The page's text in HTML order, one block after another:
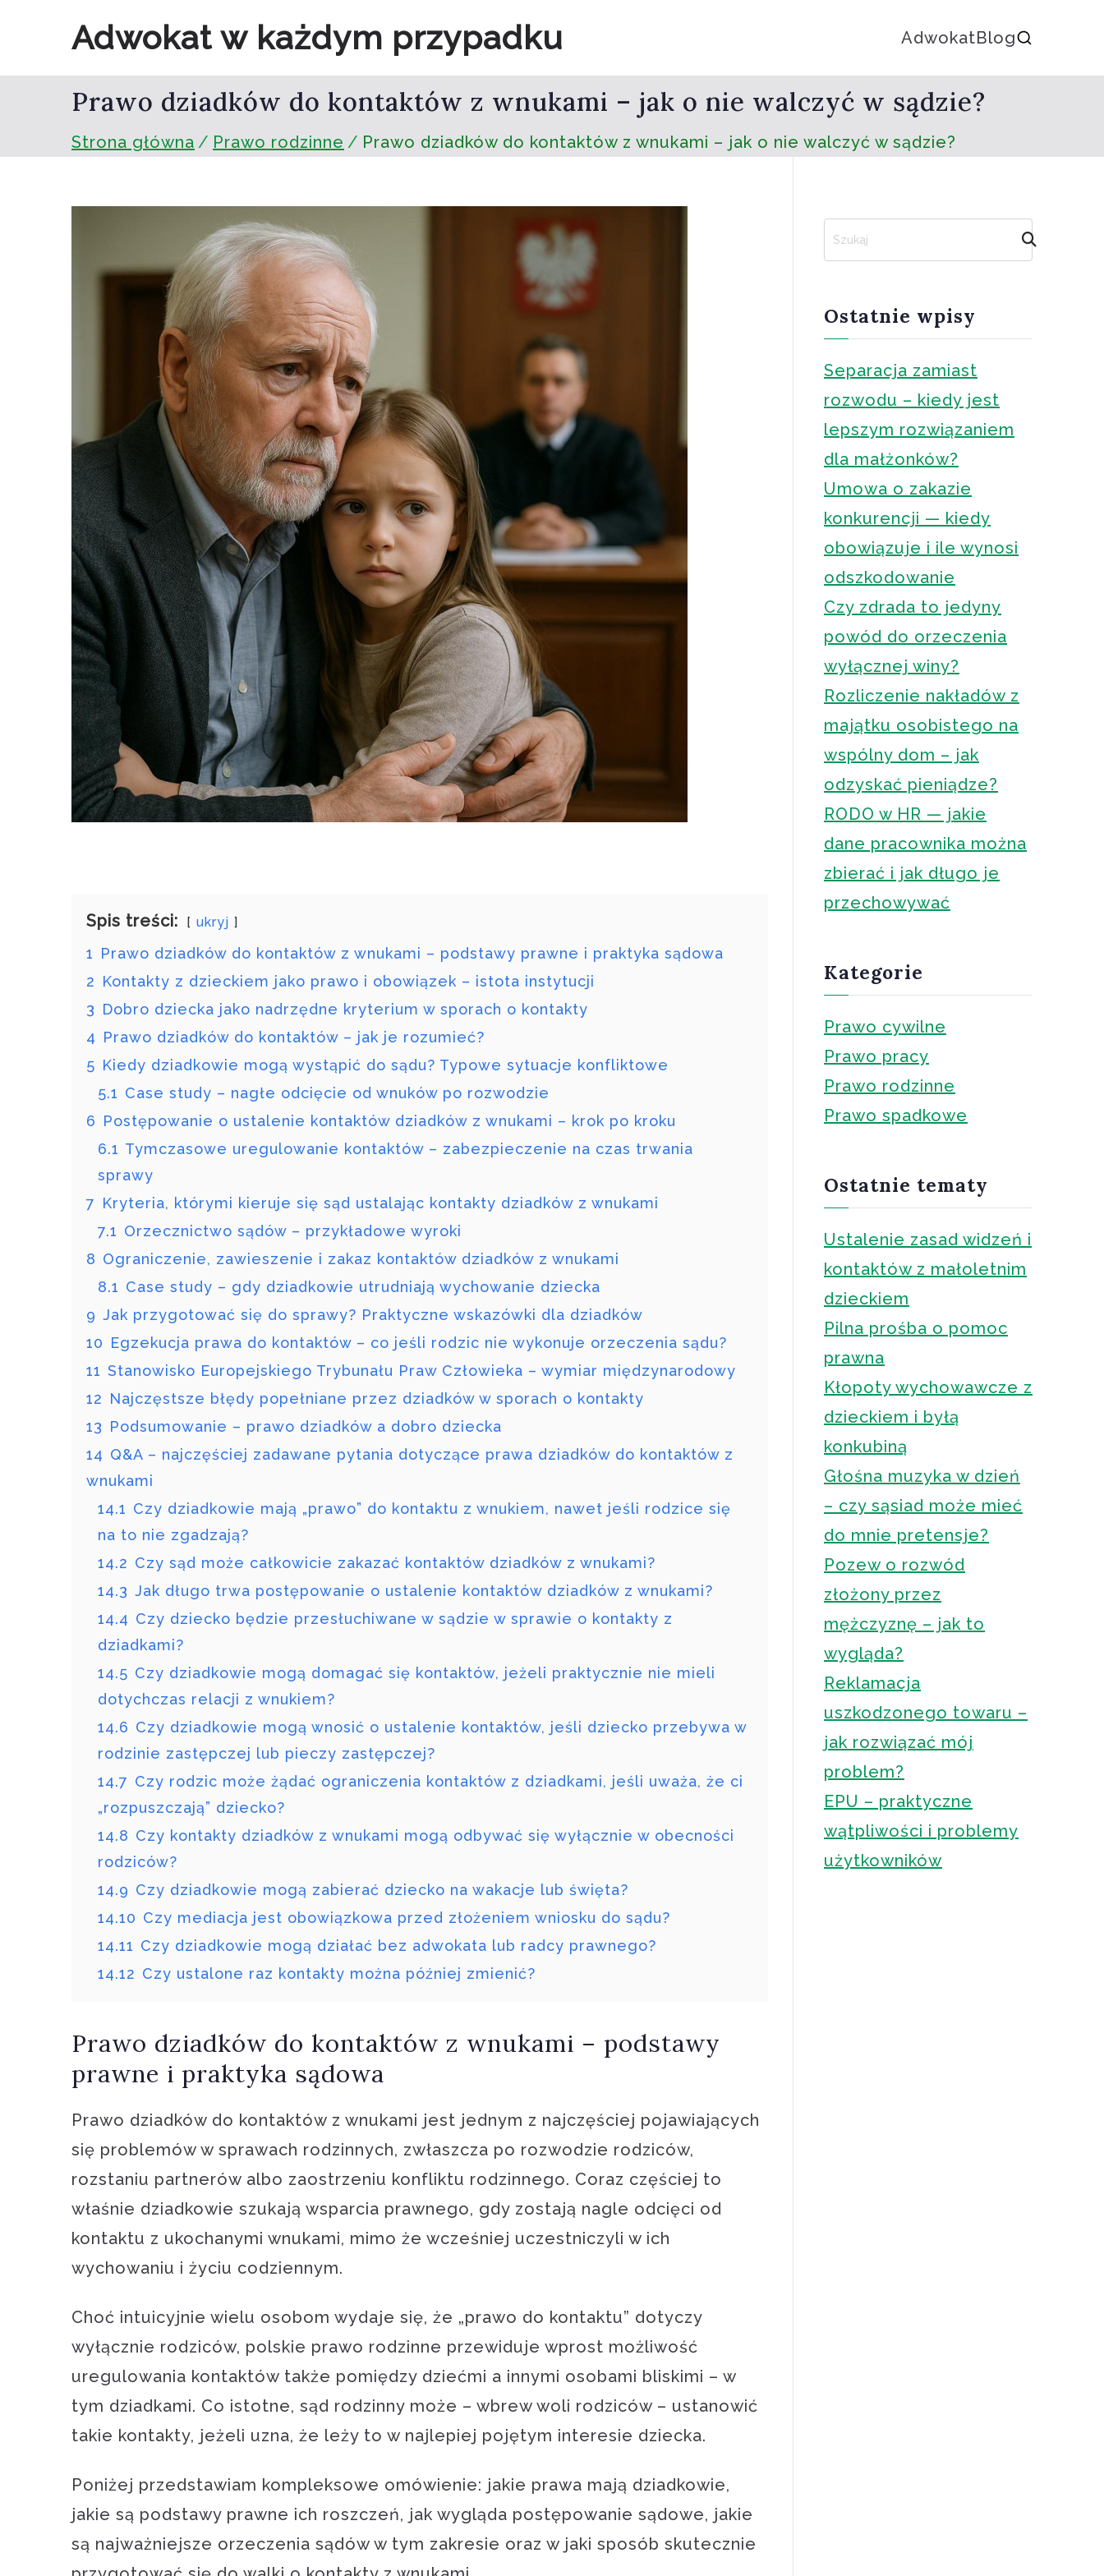
treści
Adwokat w każdym przypadku AdwokatBlog
Prawo dziadków do kontaktów z wnukami – jak o nie walczyć w sądzie?
Strona główna Prawo rodzinne Prawo dziadków do kontaktów z wnukami – jak o nie walczyć w sądzie?
Spis treści: ukryj
1 Prawo dziadków do kontaktów z wnukami – podstawy prawne i praktyka sądowa
2 Kontakty z dzieckiem jako prawo i obowiązek – istota instytucji
3 Dobro dziecka jako nadrzędne kryterium w sporach o kontakty
4 Prawo dziadków do kontaktów – jak je rozumieć?
5 Kiedy dziadkowie mogą wystąpić do sądu? Typowe sytuacje konfliktowe
5.1 Case study – nagłe odcięcie od wnuków po rozwodzie
6 Postępowanie o ustalenie kontaktów dziadków z wnukami – krok po kroku
6.1 Tymczasowe uregulowanie kontaktów – zabezpieczenie na czas trwania
sprawy
7 Kryteria, którymi kieruje się sąd ustalając kontakty dziadków z wnukami
7.1 Orzecznictwo sądów – przykładowe wyroki
8 Ograniczenie, zawieszenie i zakaz kontaktów dziadków z wnukami
8.1 Case study – gdy dziadkowie utrudniają wychowanie dziecka
9 Jak przygotować się do sprawy? Praktyczne wskazówki dla dziadków
10 Egzekucja prawa do kontaktów – co jeśli rodzic nie wykonuje orzeczenia sądu?
11 Stanowisko Europejskiego Trybunału Praw Człowieka – wymiar międzynarodowy
12 Najczęstsze błędy popełniane przez dziadków w sporach o kontakty
13 Podsumowanie – prawo dziadków a dobro dziecka
14 Q&A – najczęściej zadawane pytania dotyczące prawa dziadków do kontaktów z
wnukami
14.1 Czy dziadkowie mają „prawo” do kontaktu z wnukiem, nawet jeśli rodzice się
na to nie zgadzają?
14.2 Czy sąd może całkowicie zakazać kontaktów dziadków z wnukami?
14.3 Jak długo trwa postępowanie o ustalenie kontaktów dziadków z wnukami?
14.4 Czy dziecko będzie przesłuchiwane w sądzie w sprawie o kontakty z
dziadkami?
14.5 Czy dziadkowie mogą domagać się kontaktów, jeżeli praktycznie nie mieli
dotychczas relacji z wnukiem?
14.6 Czy dziadkowie mogą wnosić o ustalenie kontaktów, jeśli dziecko przebywa w
rodzinie zastępczej lub pieczy zastępczej?
14.7 Czy rodzic może żądać ograniczenia kontaktów z dziadkami, jeśli uważa, że ci
„rozpuszczają” dziecko?
14.8 Czy kontakty dziadków z wnukami mogą odbywać się wyłącznie w obecności
rodziców?
14.9 Czy dziadkowie mogą zabierać dziecko na wakacje lub święta?
14.10 Czy mediacja jest obowiązkowa przed złożeniem wniosku do sądu?
14.11 Czy dziadkowie mogą działać bez adwokata lub radcy prawnego?
14.12 Czy ustalone raz kontakty można później zmienić?
Prawo dziadków do kontaktów z wnukami – podstawy
prawne i praktyka sądowa
Prawo dziadków do kontaktów z wnukami jest jednym z najczęściej pojawiających
się problemów w sprawach rodzinnych, zwłaszcza po rozwodzie rodziców,
rozstaniu partnerów albo zaostrzeniu konfliktu rodzinnego. Coraz częściej to
właśnie dziadkowie szukają wsparcia prawnego, gdy zostają nagle odcięci od
kontaktu z ukochanymi wnukami, mimo że wcześniej uczestniczyli w ich
wychowaniu i życiu codziennym.
Choć intuicyjnie wielu osobom wydaje się, że „prawo do kontaktu” dotyczy
wyłącznie rodziców, polskie prawo rodzinne przewiduje wprost możliwość
uregulowania kontaktów także pomiędzy dziećmi a innymi osobami bliskimi – w
tym dziadkami. Co istotne, sąd rodzinny może – wbrew woli rodziców – ustanowić
takie kontakty, jeżeli uzna, że leży to w najlepiej pojętym interesie dziecka.
Poniżej przedstawiam kompleksowe omówienie: jakie prawa mają dziadkowie,
jakie są podstawy prawne ich roszczeń, jak wygląda postępowanie sądowe, jakie
są najważniejsze orzeczenia sądów w tym zakresie oraz w jaki sposób skutecznie
a
Ostatnie wpisy
Separacja zamiast
rozwodu – kiedy jest
lepszym rozwiązaniem
dla małżonków?
Umowa o zakazie
konkurencji — kiedy
obowiązuje i ile wynosi
odszkodowanie
Czy zdrada to jedyny
powód do orzeczenia
wyłącznej winy?
Rozliczenie nakładów z
majątku osobistego na
wspólny dom – jak
odzyskać pieniądze?
RODO w HR — jakie
dane pracownika można
zbierać i jak długo je
przechowywać
Kategorie
Prawo cywilne
Prawo pracy
Prawo rodzinne
Prawo spadkowe
Ostatnie tematy
Ustalenie zasad widzeń i
kontaktów z małoletnim
dzieckiem
Pilna prośba o pomoc
prawna
Kłopoty wychowawcze z
dzieckiem i byłą
konkubiną
Głośna muzyka w dzień
– czy sąsiad może mieć
do mnie pretensje?
Pozew o rozwód
złożony przez
mężczyznę – jak to
wygląda?
Reklamacja
uszkodzonego towaru –
jak rozwiązać mój
problem?
EPU – praktyczne
wątpliwości i problemy
użytkowników